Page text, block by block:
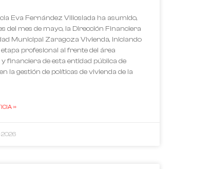
Eva Fernández Villoslada ha asumido,
del mes de mayo, la Dirección Financiera
Municipal Zaragoza Vivienda, iniciando
profesional al frente del área
financiera de esta entidad pública de
la gestión de políticas de vivienda de la
»
2026